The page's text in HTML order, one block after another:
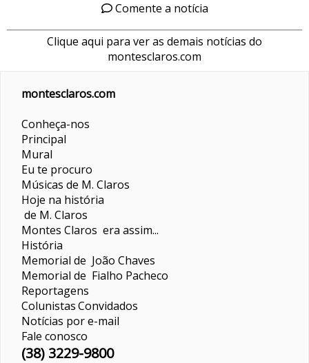
Comente a notícia
Clique aqui para ver as demais notícias do
montesclaros.com
montesclaros.com
Conheça-nos
Principal
Mural
Eu te procuro
Músicas de M. Claros
Hoje na história
de M. Claros
Montes Claros era assim...
História
Memorial de João Chaves
Memorial de Fialho Pacheco
Reportagens
ColunistasConvidados
Notícias por e-mail
Fale conosco
(38) 3229-9800